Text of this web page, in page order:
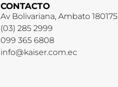
CONTACTO
Av Bolivariana, Ambato 180175
(03) 285 2999
099 365 6808
info@kaiser.com.ec